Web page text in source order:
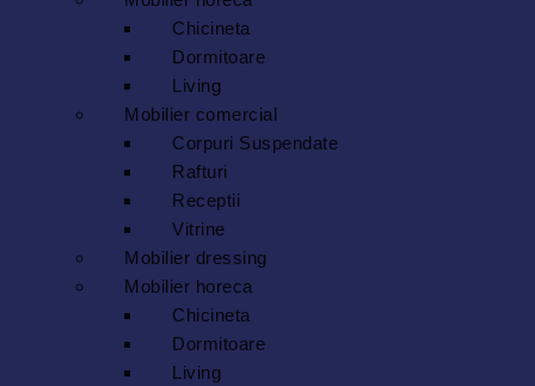
Chicineta
Dormitoare
Living
Mobilier comercial
Corpuri Suspendate
Rafturi
Receptii
Vitrine
Mobilier dressing
Mobilier horeca
Chicineta
Dormitoare
Living